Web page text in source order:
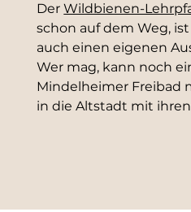
Der Wildbienen-
schon auf dem Weg,
auch einen eigenen
Wer mag, kann noch
Mindelheimer Freibad
in die Altstadt mit